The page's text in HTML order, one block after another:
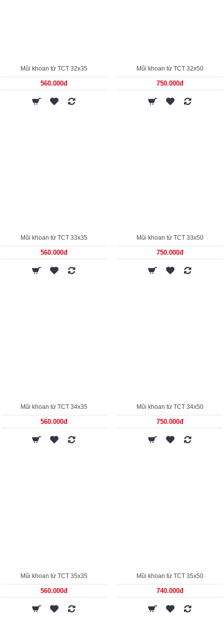
Mũi khoan từ TCT 32x35
560.000đ
Mũi khoan từ TCT 32x50
750.000đ
Mũi khoan từ TCT 33x35
560.000đ
Mũi khoan từ TCT 33x50
750.000đ
Mũi khoan từ TCT 34x35
560.000đ
Mũi khoan từ TCT 34x50
750.000đ
Mũi khoan từ TCT 35x35
560.000đ
Mũi khoan từ TCT 35x50
740.000đ